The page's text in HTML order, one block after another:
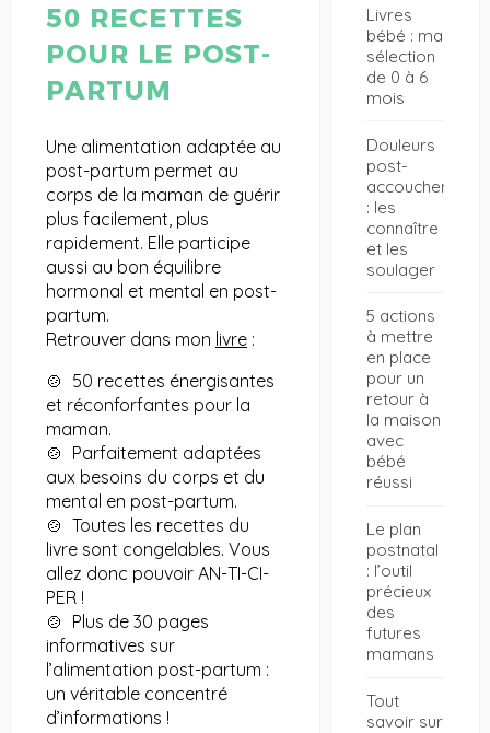
50 RECETTES
POUR LE POST-
PARTUM
Une alimentation adaptée au
post-partum permet au
corps de la maman de guérir
plus facilement, plus
rapidement. Elle participe
aussi au bon équilibre
hormonal et mental en post-
partum.
Retrouver dans mon livre:
🍲 50 recettes énergisantes
et réconforfantes pour la
maman.
🍲 Parfaitement adaptées
aux besoins du corps et du
mental en post-partum.
🍲 Toutes les recettes du
livre sont congelables. Vous
allez donc pouvoir AN-TI-CI-
PER !
🍲 Plus de 30 pages
informatives sur
l’alimentation post-partum :
un véritable concentré
d’informations !
Livres
bébé : ma
sélection
de 0 à 6
mois
Douleurs
post-
accouchement
: les
connaître
et les
soulager
5 actions
à mettre
en place
pour un
retour à
la maison
avec
bébé
réussi
Le plan
postnatal
: l’outil
précieux
des
futures
mamans
Tout
savoir sur